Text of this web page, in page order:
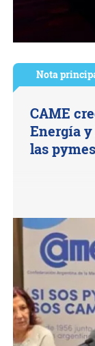
Nota
CAME
Energía
las